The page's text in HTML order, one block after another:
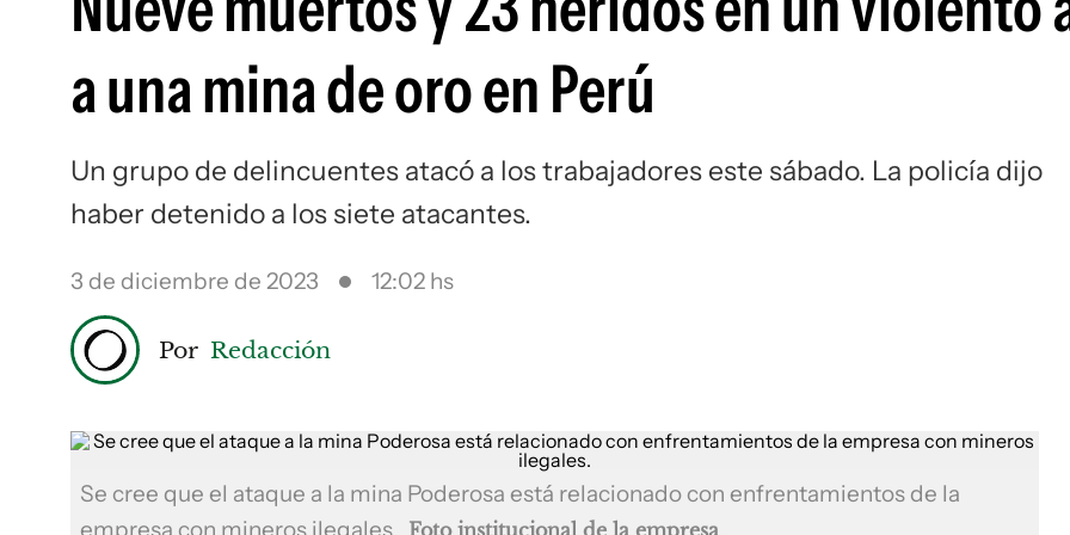
a una mina de oro en Perú
Un grupo de delincuentes atacó a los trabajadores este sábado. La policía dijo
haber detenido a los siete atacantes.
3 de diciembre de 2023 12:02 hs
Por Redacción
Se cree que el ataque a la mina Poderosa está relacionado con enfrentamientos de la
Foto institucional de la empresa